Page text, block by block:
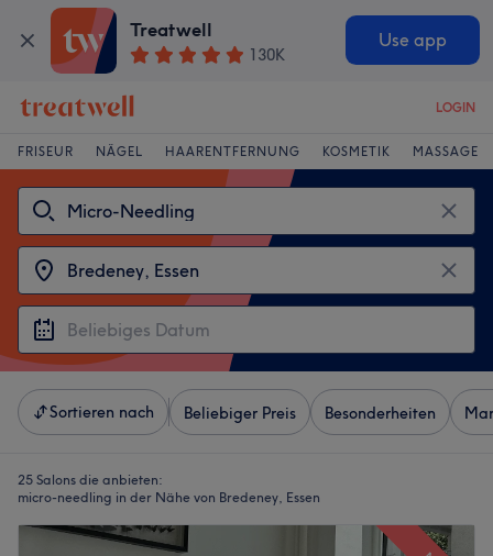
Treatwell
130K
Use app
LOGIN
FRISEUR NÄGEL HAARENTFERNUNG KOSMETIK MASSAGE
Sortieren nach Beliebiger Preis Besonderheiten
25 Salons die anbieten:
micro-needling in der Nähe von Bredeney, Essen